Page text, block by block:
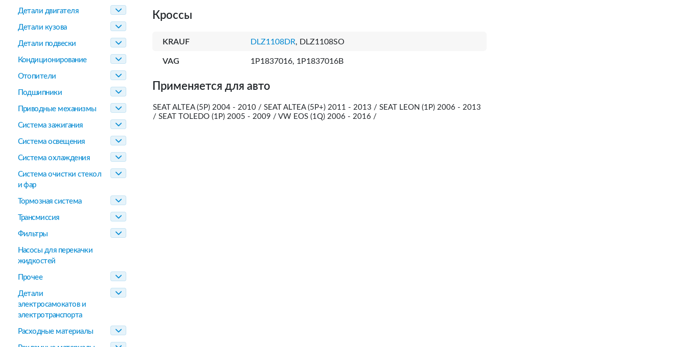
Детали двигателя
Детали кузова
Детали подвески
Кондиционирование
Отопители
Подшипники
Приводные механизмы
Система зажигания
Система освещения
Система охлаждения
Система очистки стекол
и фар
Тормозная система
Трансмиссия
Фильтры
Насосы для перекачки
жидкостей
Прочее
Детали
электросамокатов и
электротранспорта
Расходные материалы
Кроссы
KRAUF DLZ1108DR, DLZ1108SO
VAG 1P1837016, 1P1837016B
Применяется для авто
SEAT ALTEA (5P) 2004 - 2010 / SEAT ALTEA (5P+) 2011 - 2013 / SEAT LEON (1P) 2006 - 2013
/ SEAT TOLEDO (1P) 2005 - 2009 / VW EOS (1Q) 2006 - 2016 /